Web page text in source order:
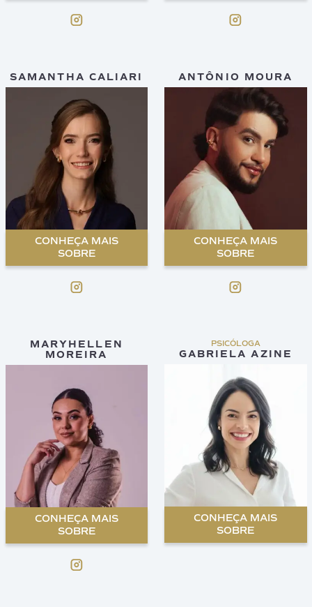
SAMANTHA CALIARI
CONHEÇA MAIS
SOBRE
ANTÔNIO MOURA
CONHEÇA MAIS
SOBRE
MARYHELLEN
MOREIRA
CONHEÇA MAIS
SOBRE
PSICÓLOGA
GABRIELA AZINE
CONHEÇA MAIS
SOBRE